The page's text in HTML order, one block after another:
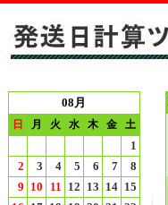
08月
日 月 火 水 木 金 土
1
2
3 4 5 6 7
8
9 10 11 12 13 14 15